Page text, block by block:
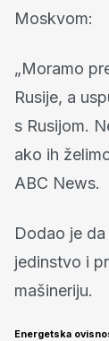
Moskvom:
„Moramo
Rusije, a
s Rusijom.
ako ih
ABC News.
Dodao je
jedinstvo i
mašineriju.
Energetska